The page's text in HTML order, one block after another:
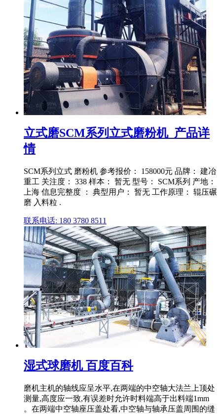
立式磨SCM系列立式磨粉机_产品详
情
SCM系列立式 磨粉机 参考报价： 158000元 品牌： 建冶
重工 关注度： 338 样本： 暂无 型号： SCM系列 产地：
上海 信息完整度 ： 典型用户： 暂无 工作原理： 辊压碾
磨 入料粒 .
联系电话: 180 3780 8511
湿式球磨机 百度百科
磨机主机的轴线应呈水平,在两端的中空轴大法兰上顶处
测量,高度应一致,有误差时允许时料端高于出料端1mm
。在两端中空轴座压盖处看,中空轴与轴承压盖周围的缝